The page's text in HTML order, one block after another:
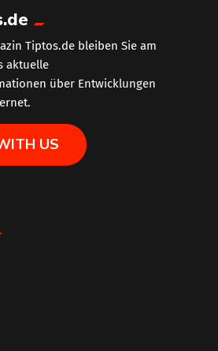
Tiptos.de bleiben Sie am
aktuelle
über Entwicklungen
US